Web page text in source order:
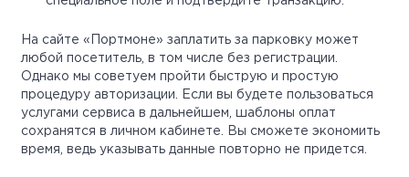
На сайте «Портмоне» заплатить за парковку может
любой посетитель, в том числе без регистрации.
Однако мы советуем пройти быструю и простую
процедуру авторизации. Если вы будете пользоваться
услугами сервиса в дальнейшем, шаблоны оплат
сохранятся в личном кабинете. Вы сможете экономить
время, ведь указывать данные повторно не придется.